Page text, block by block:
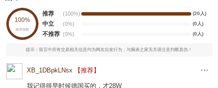
100%
推荐指数
推荐 (100%) (20人)
中立 (0%) (0人)
不推荐 (0%) (0人)
提示：留言中所有交易相关信息均为网友自发行为，与腕表之家无关请注意判断真伪！
XB_1DBpkLNsx 【推荐】
我记得很早时候德国买的，才28W